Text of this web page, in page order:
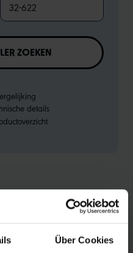
Über Cookies
32-622
ZOEKEN
details